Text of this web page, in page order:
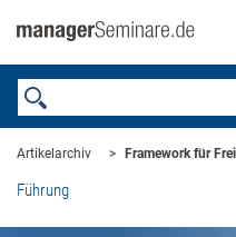
Artikelarchiv Framework für
Führung